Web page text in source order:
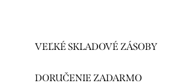
VEĽKÉ SKLADOVÉ ZÁSOBY
DORUČENIE ZADARMO